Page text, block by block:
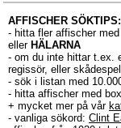
AFFISCHER SÖKTIPS:
- hitta fler affischer
eller HÄLARNA
- om du inte hittar t.ex.
regissör, eller
- sök i listan med
- hitta affischer med
+ mycket mer på vår
- vanliga sökord: Clint